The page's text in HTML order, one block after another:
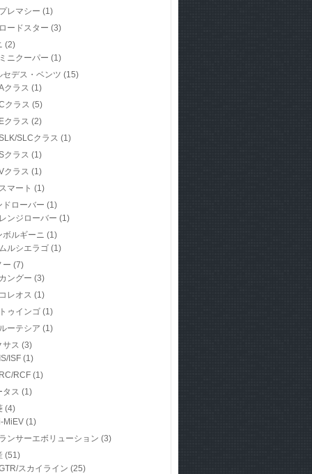
プレマシー (1)
ロードスター (3)
(2)
ミニクーパー (1)
セデス・ベンツ (15)
クラス (1)
クラス (5)
Eクラス (2)
SLCクラス (1)
クラス (1)
クラス (1)
スマート (1)
ドローバー (1)
レンジローバー (1)
ボルギーニ (1)
ムルシエラゴ (1)
ー (7)
カングー (3)
コレオス (1)
トゥインゴ (1)
ルーテシア (1)
サス (3)
IS/ISF (1)
RC/RCF (1)
タス (1)
(4)
MiEV (1)
ランサーエボリューション (3)
(51)
スカイライン (25)